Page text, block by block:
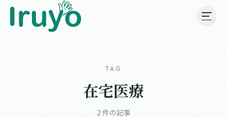
TAG
在宅医療
2 件の記事